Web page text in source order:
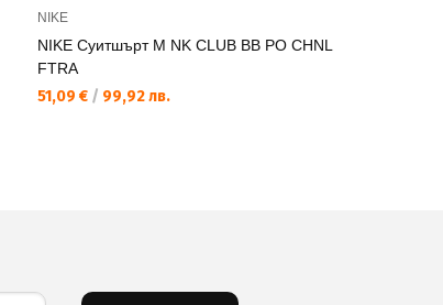
NIKE
NIKE Суитшърт M NK CLUB BB PO CHNL
FTRA
51,09 € / 99,92 лв.